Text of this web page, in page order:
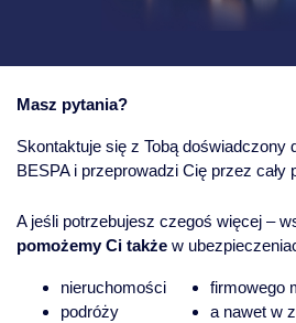
Masz pytania?
Skontaktuje się z Tobą doświadczony
BESPA i przeprowadzi Cię przez
A jeśli potrzebujesz czegoś więcej –
pomożemy Ci także w
nieruchomości
podróży
firmowego
a nawet w